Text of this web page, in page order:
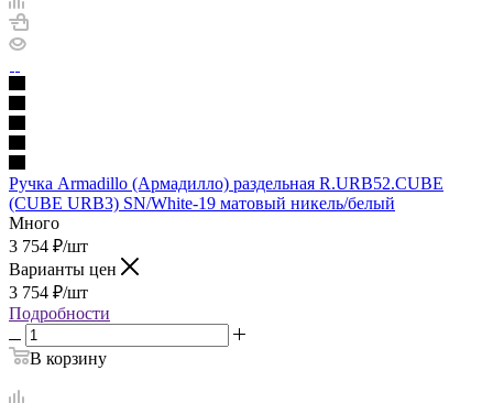
Ручка Armadillo (Армадилло) раздельная R.URB52.CUBE
(CUBE URB3) SN/White-19 матовый никель/белый
Много
3 754 ₽/шт
Варианты цен
3 754 ₽/шт
Подробности
В корзину